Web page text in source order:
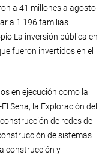
a 41 millones a agosto
a 1.196 familias
inversión pública en
fueron invertidos en el
en ejecución como la
Sena, la Exploración del
de redes de
de sistemas
construcción y